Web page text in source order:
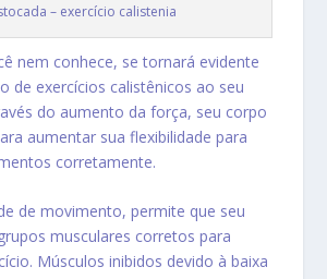
– exercício calistenia
nem conhece, se tornará evidente
de exercícios calistênicos ao seu
do aumento da força, seu corpo
aumentar sua flexibilidade para
corretamente.
de movimento, permite que seu
musculares corretos para
Músculos inibidos devido à baixa